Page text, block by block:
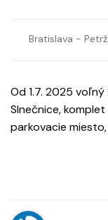
Bratislava -
Od 1.7. 2025
Slnečnice,
parkovacie